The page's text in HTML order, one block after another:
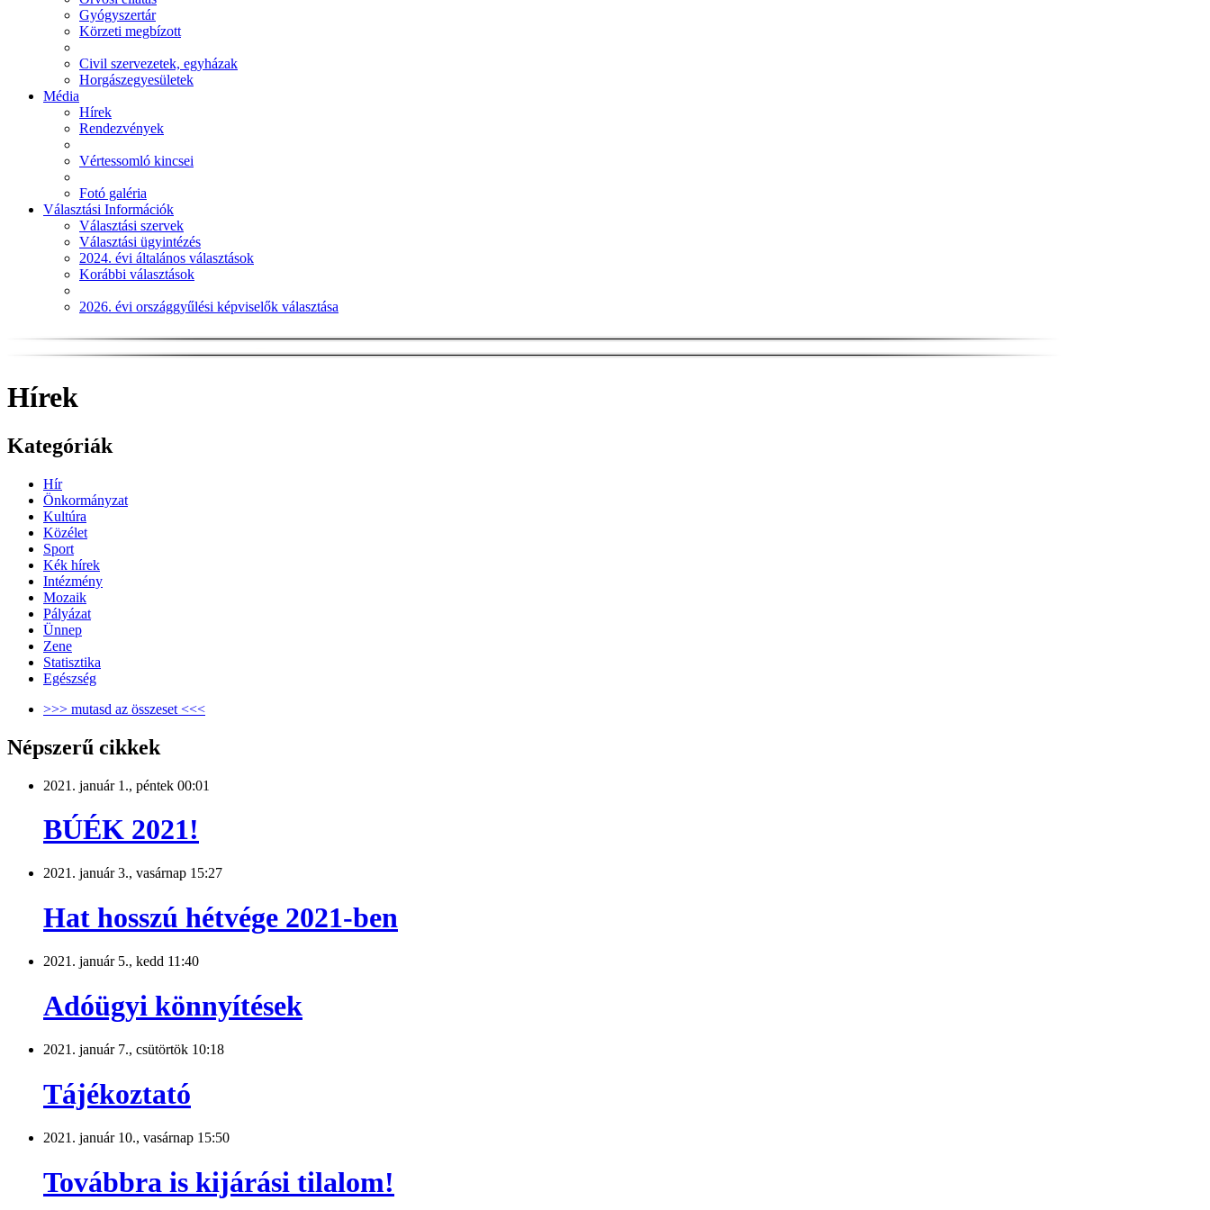
Gyógyszertár
Körzeti megbízott
Civil szervezetek, egyházak
Horgászegyesületek
Média
Hírek
Rendezvények
Vértessomló kincsei
Fotó galéria
Választási Információk
Választási szervek
Választási ügyintézés
2024. évi általános választások
Korábbi választások
2026. évi országgyűlési képviselők választása
Hírek
Kategóriák
Hír
Önkormányzat
Kultúra
Közélet
Sport
Kék hírek
Intézmény
Mozaik
Pályázat
Ünnep
Zene
Statisztika
Egészség
>>> mutasd az összeset <<<
Népszerű cikkek
2021. január 1., péntek 00:01
BÚÉK 2021!
2021. január 3., vasárnap 15:27
Hat hosszú hétvége 2021-ben
2021. január 5., kedd 11:40
Adóügyi könnyítések
2021. január 7., csütörtök 10:18
Tájékoztató
2021. január 10., vasárnap 15:50
Továbbra is kijárási tilalom!